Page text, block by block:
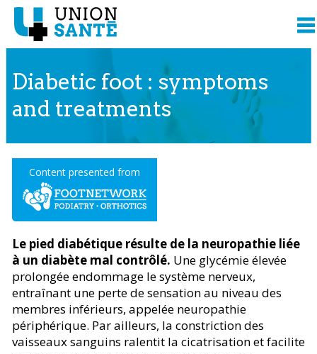
Diabetic foot : symptoms
and treatments
Content presented from
Le pied diabétique résulte de la neuropathie liée
à un diabète mal contrôlé. Une glycémie élevée
prolongée endommage le système nerveux,
entraînant une perte de sensation au niveau des
membres inférieurs, appelée neuropathie
périphérique. Par ailleurs, la constriction des
vaisseaux sanguins ralentit la cicatrisation et facilite